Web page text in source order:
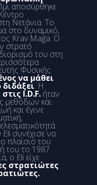
αποσύρθηκε
Νετάνια. Το
στο δυναμικό,
Krav Maga. Ο
στρατό
του στη
Φυσικής
να μάθει
. Η
I.D.F. ήταν
μεθόδων και
και έγινε
συνέχισε να
πλαίσιο του
του το 1987.
ο Eli είχε
στρατιώτες